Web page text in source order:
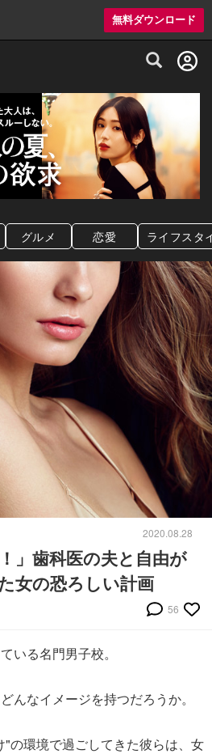
無料ダウンロード
ルメ情報・プレミアムレストラン予約
グルメ 恋愛 ライフスタ
2020.08.28
」歯科医の夫と自由が
女の恐ろしい計画
56
いる名門男子校。
んなイメージを持つだろうか。
の環境で過ごしてきた彼らは、女